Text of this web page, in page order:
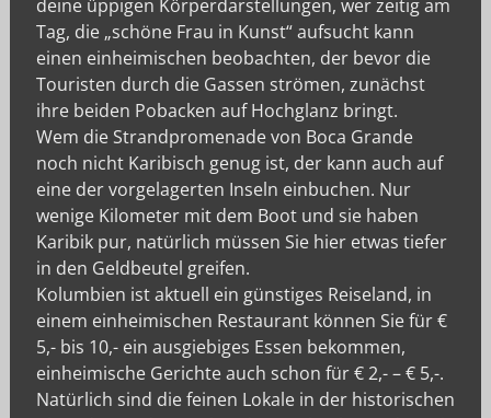
deine üppigen Körperdarstellungen, wer zeitig am
Tag, die „schöne Frau in Kunst“ aufsucht kann
einen einheimischen beobachten, der bevor die
Touristen durch die Gassen strömen, zunächst
ihre beiden Pobacken auf Hochglanz bringt.
Wem die Strandpromenade von Boca Grande
noch nicht Karibisch genug ist, der kann auch auf
eine der vorgelagerten Inseln einbuchen. Nur
wenige Kilometer mit dem Boot und sie haben
Karibik pur, natürlich müssen Sie hier etwas tiefer
in den Geldbeutel greifen.
Kolumbien ist aktuell ein günstiges Reiseland, in
einem einheimischen Restaurant können Sie für €
5,- bis 10,- ein ausgiebiges Essen bekommen,
einheimische Gerichte auch schon für € 2,- – € 5,-.
Natürlich sind die feinen Lokale in der historischen